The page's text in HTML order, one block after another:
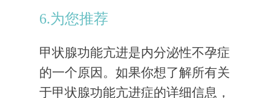
6.为您推荐
甲状腺功能亢进是内分泌性不孕症
的一个原因。如果你想了解所有关
于甲状腺功能亢进症的详细信息，